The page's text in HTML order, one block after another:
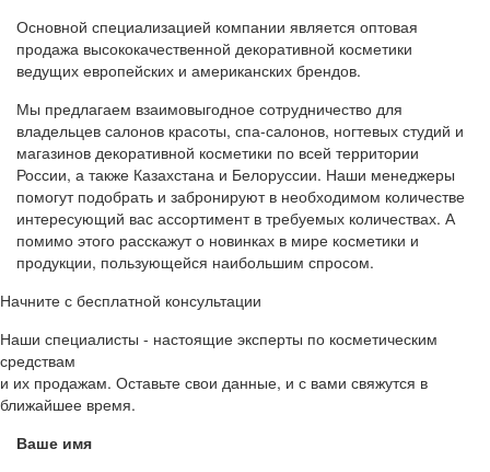
Основной специализацией компании является оптовая
продажа высококачественной декоративной косметики
ведущих европейских и американских брендов.
Мы предлагаем взаимовыгодное сотрудничество для
владельцев салонов красоты, спа-салонов, ногтевых студий и
магазинов декоративной косметики по всей территории
России, а также Казахстана и Белоруссии. Наши менеджеры
помогут подобрать и забронируют в необходимом количестве
интересующий вас ассортимент в требуемых количествах. А
помимо этого расскажут о новинках в мире косметики и
продукции, пользующейся наибольшим спросом.
Начните с бесплатной консультации
Наши специалисты - настоящие эксперты по косметическим
средствам
и их продажам. Оставьте свои данные, и с вами свяжутся в
ближайшее время.
Ваше имя